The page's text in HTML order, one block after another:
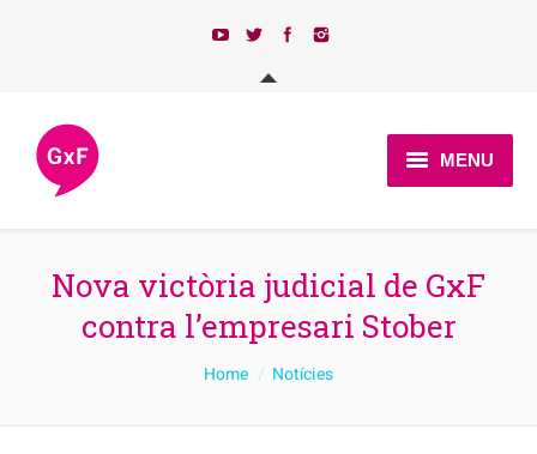
MENU
Qui som?
Actualitat
Programa
Nova victòria judicial de GxF
contra l’empresari Stober
Home Notícies